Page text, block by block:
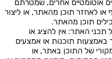
אוטומטיים אחרים, שמטרתם
או לאחזר תוכן מהאתר, או ליצור
תוכן מהאתר.
תכני האתר: אין להציג או
תוכנות או אמצעים
של התוכן באתר, או